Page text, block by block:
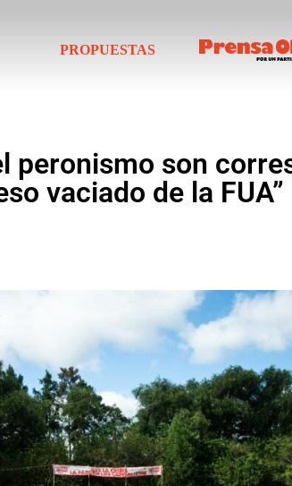
PROPUESTAS
peronismo son
vaciado de la FUA”